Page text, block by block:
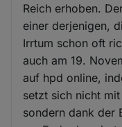
Reich erhoben.
einer derjenigen,
Irrtum schon oft
auch am 19.
auf hpd online,
setzt sich nicht
sondern dank der